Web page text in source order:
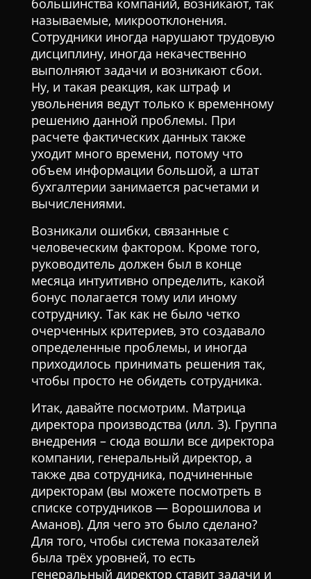
большинства компаний, возникают, так
называемые, микроотклонения.
Сотрудники иногда нарушают трудовую
дисциплину, иногда некачественно
выполняют задачи и возникают сбои.
Ну, и такая реакция, как штраф и
увольнения ведут только к временному
решению данной проблемы. При
расчете фактических данных также
уходит много времени, потому что
объем информации большой, а штат
бухгалтерии занимается расчетами и
вычислениями.
Возникали ошибки, связанные с
человеческим фактором. Кроме того,
руководитель должен был в конце
месяца интуитивно определить, какой
бонус полагается тому или иному
сотруднику. Так как не было четко
очерченных критериев, это создавало
определенные проблемы, и иногда
приходилось принимать решения так,
чтобы просто не обидеть сотрудника.
Итак, давайте посмотрим. Матрица
директора производства (илл. 3). Группа
внедрения – сюда вошли все директора
компании, генеральный директор, а
также два сотрудника, подчиненные
директорам (вы можете посмотреть в
списке сотрудников — Ворошилова и
Аманов). Для чего это было сделано?
Для того, чтобы система показателей
была трёх уровней, то есть
генеральный директор ставит задачи и